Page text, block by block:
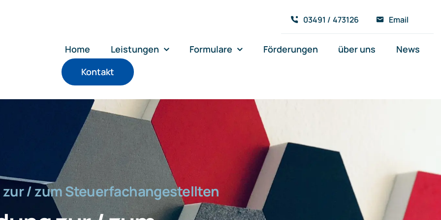
03491 / 473126 Email
Home Leistungen Formulare Förderungen über uns
News
Kontakt
/ zum Steuerfachangestellten